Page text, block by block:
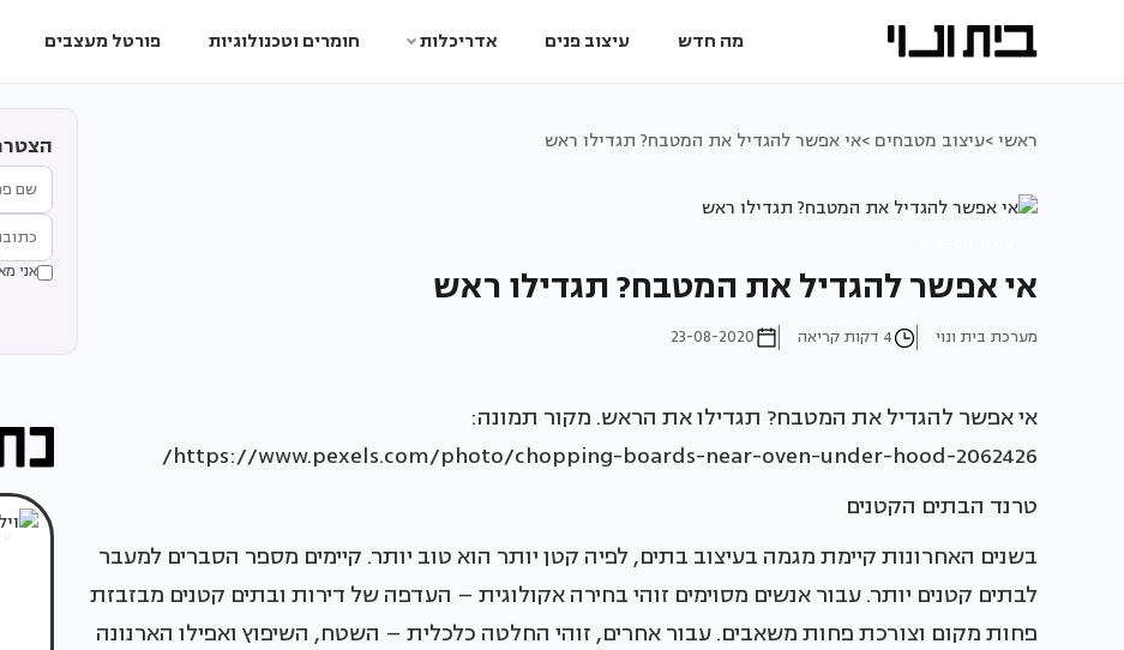
מה חדש עיצוב פנים אדריכלות חומרים וטכנולוגיות פורטל מעצבים
ראשי >עיצוב מטבחים >אי אפשר להגדיל את המטבח? תגדילו ראש
אי אפשר להגדיל את המטבח? תגדילו ראש
מערכת בית ונוי 4 דקות קריאה 23-08-2020
אי אפשר להגדיל את המטבח? תגדילו את הראש. מקור תמונה:
https://www.pexels.com/photo/chopping-boards-near-oven-under-hood-2062426/
טרנד הבתים הקטנים
בשנים האחרונות קיימת מגמה בעיצוב בתים, לפיה קטן יותר הוא טוב יותר. קיימים מספר הסברים למעבר
לבתים קטנים יותר. עבור אנשים מסוימים זוהי בחירה אקולוגית – העדפה של דירות ובתים קטנים מבזבזת
פחות מקום וצורכת פחות משאבים. עבור אחרים, זוהי החלטה כלכלית – השטח, השיפוץ ואפילו הארנונה
אני